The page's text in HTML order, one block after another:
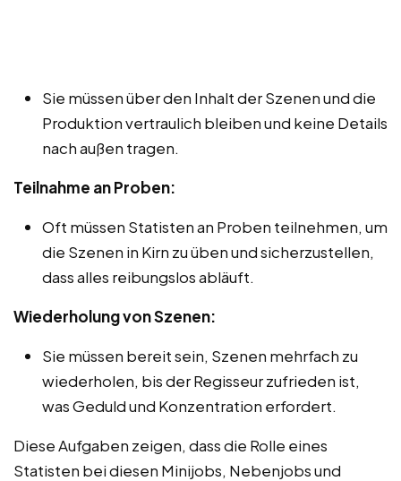
Sie müssen über den Inhalt der Szenen und die
Produktion vertraulich bleiben und keine Details
nach außen tragen.
Teilnahme an Proben:
Oft müssen Statisten an Proben teilnehmen, um
die Szenen in Kirn zu üben und sicherzustellen,
dass alles reibungslos abläuft.
Wiederholung von Szenen:
Sie müssen bereit sein, Szenen mehrfach zu
wiederholen, bis der Regisseur zufrieden ist,
was Geduld und Konzentration erfordert.
Diese Aufgaben zeigen, dass die Rolle eines
Statisten bei diesen Minijobs, Nebenjobs und